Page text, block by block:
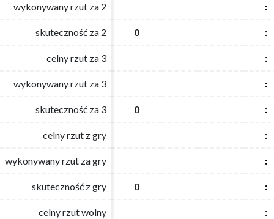
wykonywany rzut za 2 :
skuteczność za 2 0 :
celny rzut za 3 :
wykonywany rzut za 3 :
skuteczność za 3 0 :
celny rzut z gry :
wykonywany rzut za gry :
skuteczność z gry 0 :
celny rzut wolny :
wykonywany rzut za 2 :
skuteczność za 2 0 :
celny rzut za 3 :
wykonywany rzut za 3 :
skuteczność za 3 0 :
celny rzut z gry :
wykonywany rzut za gry :
skuteczność z gry 0 :
celny rzut wolny :